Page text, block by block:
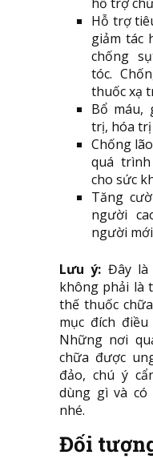
Hỗ trợ
giảm tác
chống
tóc.
thuốc xạ
Bổ máu,
trị, hóa trị
Chống
quá
cho sức
Tăng
người
người
Lưu ý: Đây là
không phải là
thế thuốc
mục đích
Những nơi
chữa được
đảo, chú ý
dùng gì và
nhé.
Đối